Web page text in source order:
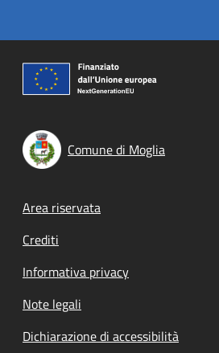
Comune di Moglia
Footer menu
Area riservata
Crediti
Informativa privacy
Note legali
Dichiarazione di accessibilità